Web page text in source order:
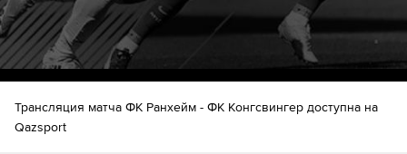
Трансляция матча ФК Ранхейм - ФК Конгсвингер доступна на
Qazsport